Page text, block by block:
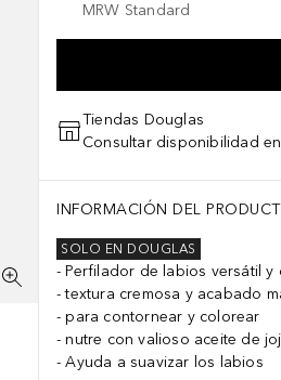
MRW Standard
Tiendas Douglas
Consultar disponibilidad
INFORMACIÓN DEL
SOLO EN DOUGLAS
Perfilador de labios versátil y
textura cremosa y acabado
para contornear y colorear
nutre con valioso aceite de
Ayuda a suavizar los labios